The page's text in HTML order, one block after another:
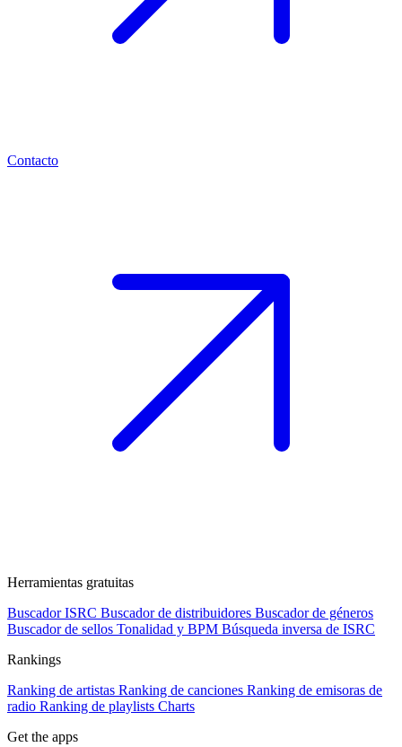
Contacto
Herramientas gratuitas
Buscador ISRC Buscador de distribuidores Buscador de géneros
Buscador de sellos Tonalidad y BPM Búsqueda inversa de ISRC
Rankings
Ranking de artistas Ranking de canciones Ranking de emisoras de
radio Ranking de playlists Charts
Get the apps